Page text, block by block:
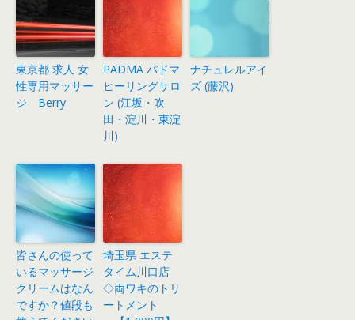
東京都 求人 女
性専用マッサー
ジ Berry
PADMA パドマ
ヒーリングサロ
ン (江坂・吹
田・淀川・東淀
川)
ナチュレルアイ
ズ (藤沢)
皆さんの使って
いるマッサージ
クリームはなん
ですか？値段も
埼玉県 エステ
タイム川口店
◇両ワキのトリ
ートメント